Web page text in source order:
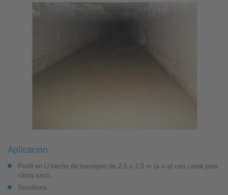
Aplicación
Perfil en U hecho de hormigón de 2,5 x 2,5 m (a x a) con canal para
clima seco.
Semillena.